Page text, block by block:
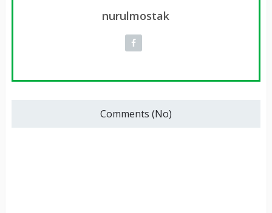
nurulmostak
Comments (No)